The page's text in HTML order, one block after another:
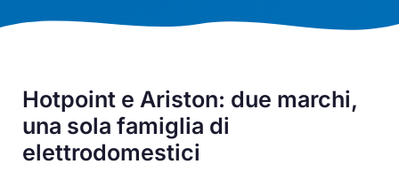
Hotpoint e Ariston: due marchi,
una sola famiglia di
elettrodomestici